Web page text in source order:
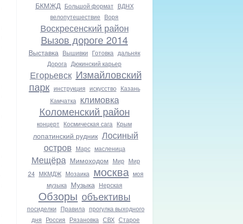
БКМЖД Большой формат ВДНХ
велопутешествие Воря
Воскресенский район
Вызов дороге 2014
Выставка Вышивки Готовка дальняк
Дорога Дюкинский карьер
Егорьевск Измайловский
парк инструкция искусство Казань
Камчатка климовка
Коломенский район
концерт Космическая сага Крым
лопатинский рудник Лосиный
остров Марс масленица
Мещёра Мимоходом Мир Мир
24 МКМДЖ Мозаика москва моя
музыка Музыка Нерская
Обзоры объективы
посиделки Правила прогулка выходного
дня Россия Рязановка СВХ Старое